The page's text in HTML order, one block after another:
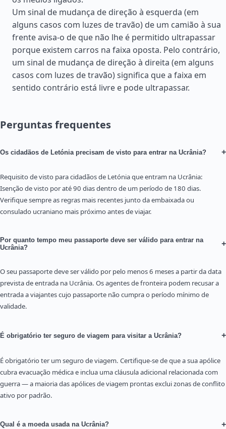
Um sinal de mudança de direção à esquerda (em
alguns casos com luzes de travão) de um camião à sua
frente avisa-o de que não lhe é permitido ultrapassar
porque existem carros na faixa oposta. Pelo contrário,
um sinal de mudança de direção à direita (em alguns
casos com luzes de travão) significa que a faixa em
sentido contrário está livre e pode ultrapassar.
Perguntas frequentes
Os cidadãos de Letónia precisam de visto para entrar na Ucrânia? +
Requisito de visto para cidadãos de Letónia que entram na Ucrânia:
Isenção de visto por até 90 dias dentro de um período de 180 dias.
Verifique sempre as regras mais recentes junto da embaixada ou
consulado ucraniano mais próximo antes de viajar.
Por quanto tempo meu passaporte deve ser válido para entrar na
Ucrânia?
+
O seu passaporte deve ser válido por pelo menos 6 meses a partir da data
prevista de entrada na Ucrânia. Os agentes de fronteira podem recusar a
entrada a viajantes cujo passaporte não cumpra o período mínimo de
validade.
É obrigatório ter seguro de viagem para visitar a Ucrânia? +
É obrigatório ter um seguro de viagem. Certifique-se de que a sua apólice
cubra evacuação médica e inclua uma cláusula adicional relacionada com
guerra — a maioria das apólices de viagem prontas exclui zonas de conflito
ativo por padrão.
Qual é a moeda usada na Ucrânia? +